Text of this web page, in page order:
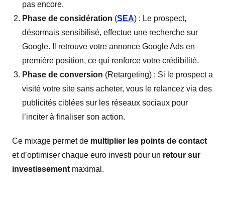
pas encore.
Phase de considération (SEA) : Le prospect,
désormais sensibilisé, effectue une recherche sur
Google. Il retrouve votre annonce Google Ads en
première position, ce qui renforce votre crédibilité.
Phase de conversion (Retargeting) : Si le prospect a
visité votre site sans acheter, vous le relancez via des
publicités ciblées sur les réseaux sociaux pour
l’inciter à finaliser son action.
Ce mixage permet de multiplier les points de contact
et d’optimiser chaque euro investi pour un retour sur
investissement maximal.